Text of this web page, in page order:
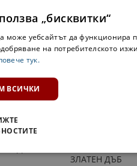
ЗЛАТЕН ДЪБ
„бисквитки“
може уебсайтът да функционира
на потребителското
тук.
ВСИЧКИ